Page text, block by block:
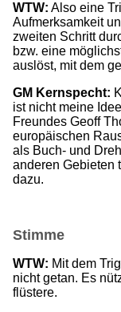
WTW: Also eine
Aufmerksamkeit
zweiten Schritt
bzw. eine
auslöst, mit dem
GM Kernspecht:
ist nicht meine
Freundes Geoff
europäischen
als Buch- und
anderen Gebieten
dazu.
Stimme
WTW: Mit dem
nicht getan. Es
flüstere.